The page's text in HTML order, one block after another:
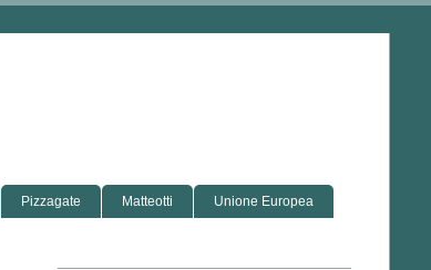
Pizzagate Matteotti Unione Europea